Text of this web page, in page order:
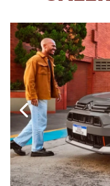
Anterior